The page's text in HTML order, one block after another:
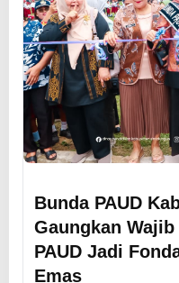
Bunda PAUD
Gaungkan
PAUD Jadi
Emas